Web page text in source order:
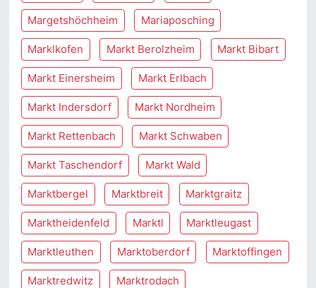
Margetshöchheim Mariaposching
Marklkofen Markt Berolzheim Markt Bibart
Markt Einersheim Markt Erlbach
Markt Indersdorf Markt Nordheim
Markt Rettenbach Markt Schwaben
Markt Taschendorf Markt Wald
Marktbergel Marktbreit Marktgraitz
Marktheidenfeld Marktl Marktleugast
Marktleuthen Marktoberdorf Marktoffingen
Marktredwitz Marktrodach